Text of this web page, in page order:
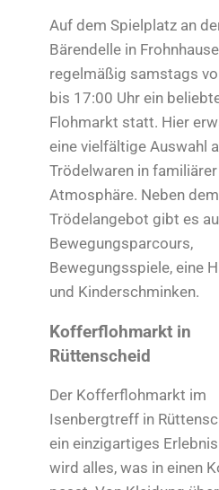
Auf dem Spielplatz an
Bärendelle in
regelmäßig samstags
bis 17:00 Uhr ein
Flohmarkt statt. Hier
eine vielfältige Auswahl
Trödelwaren in familiärer
Atmosphäre. Neben dem
Trödelangebot gibt es
Bewegungsparcours,
Bewegungsspiele, eine
und Kinderschminken.
Kofferflohmarkt in
Rüttenscheid
Der Kofferflohmarkt im
Isenbergtreff in
ein einzigartiges
wird alles, was in einen